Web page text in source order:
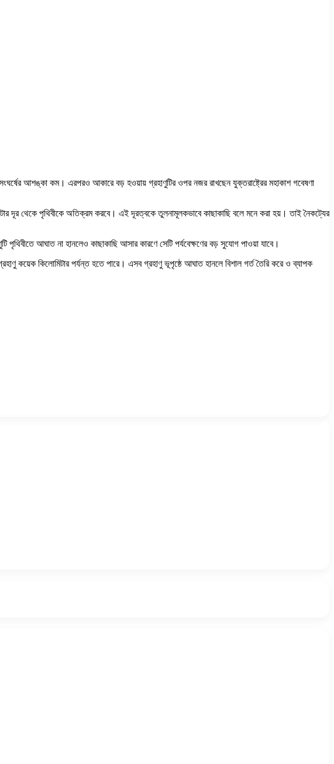
আশঙ্কা কম। এরপরও আকারে বড় হওয়ায় গ্রহাণুটির ওপর নজর রাখছেন যুক্তরাষ্ট্রের মহাকাশ গবেষণা
দূর থেকে পৃথিবীকে অতিক্রম করবে। এই দূরত্বকে তুলনামূলকভাবে কাছাকাছি বলে মনে করা হয়। তাই নৈকট্যের
আঘাত না হানলেও কাছাকাছি আসার কারণে সেটি পর্যবেক্ষণের বড় সুযোগ পাওয়া যাবে।
কয়েক কিলোমিটার পর্যন্ত হতে পারে। এসব গ্রহাণু ভূপৃষ্ঠে আঘাত হানলে বিশাল গর্ত তৈরি করে ও ব্যাপক